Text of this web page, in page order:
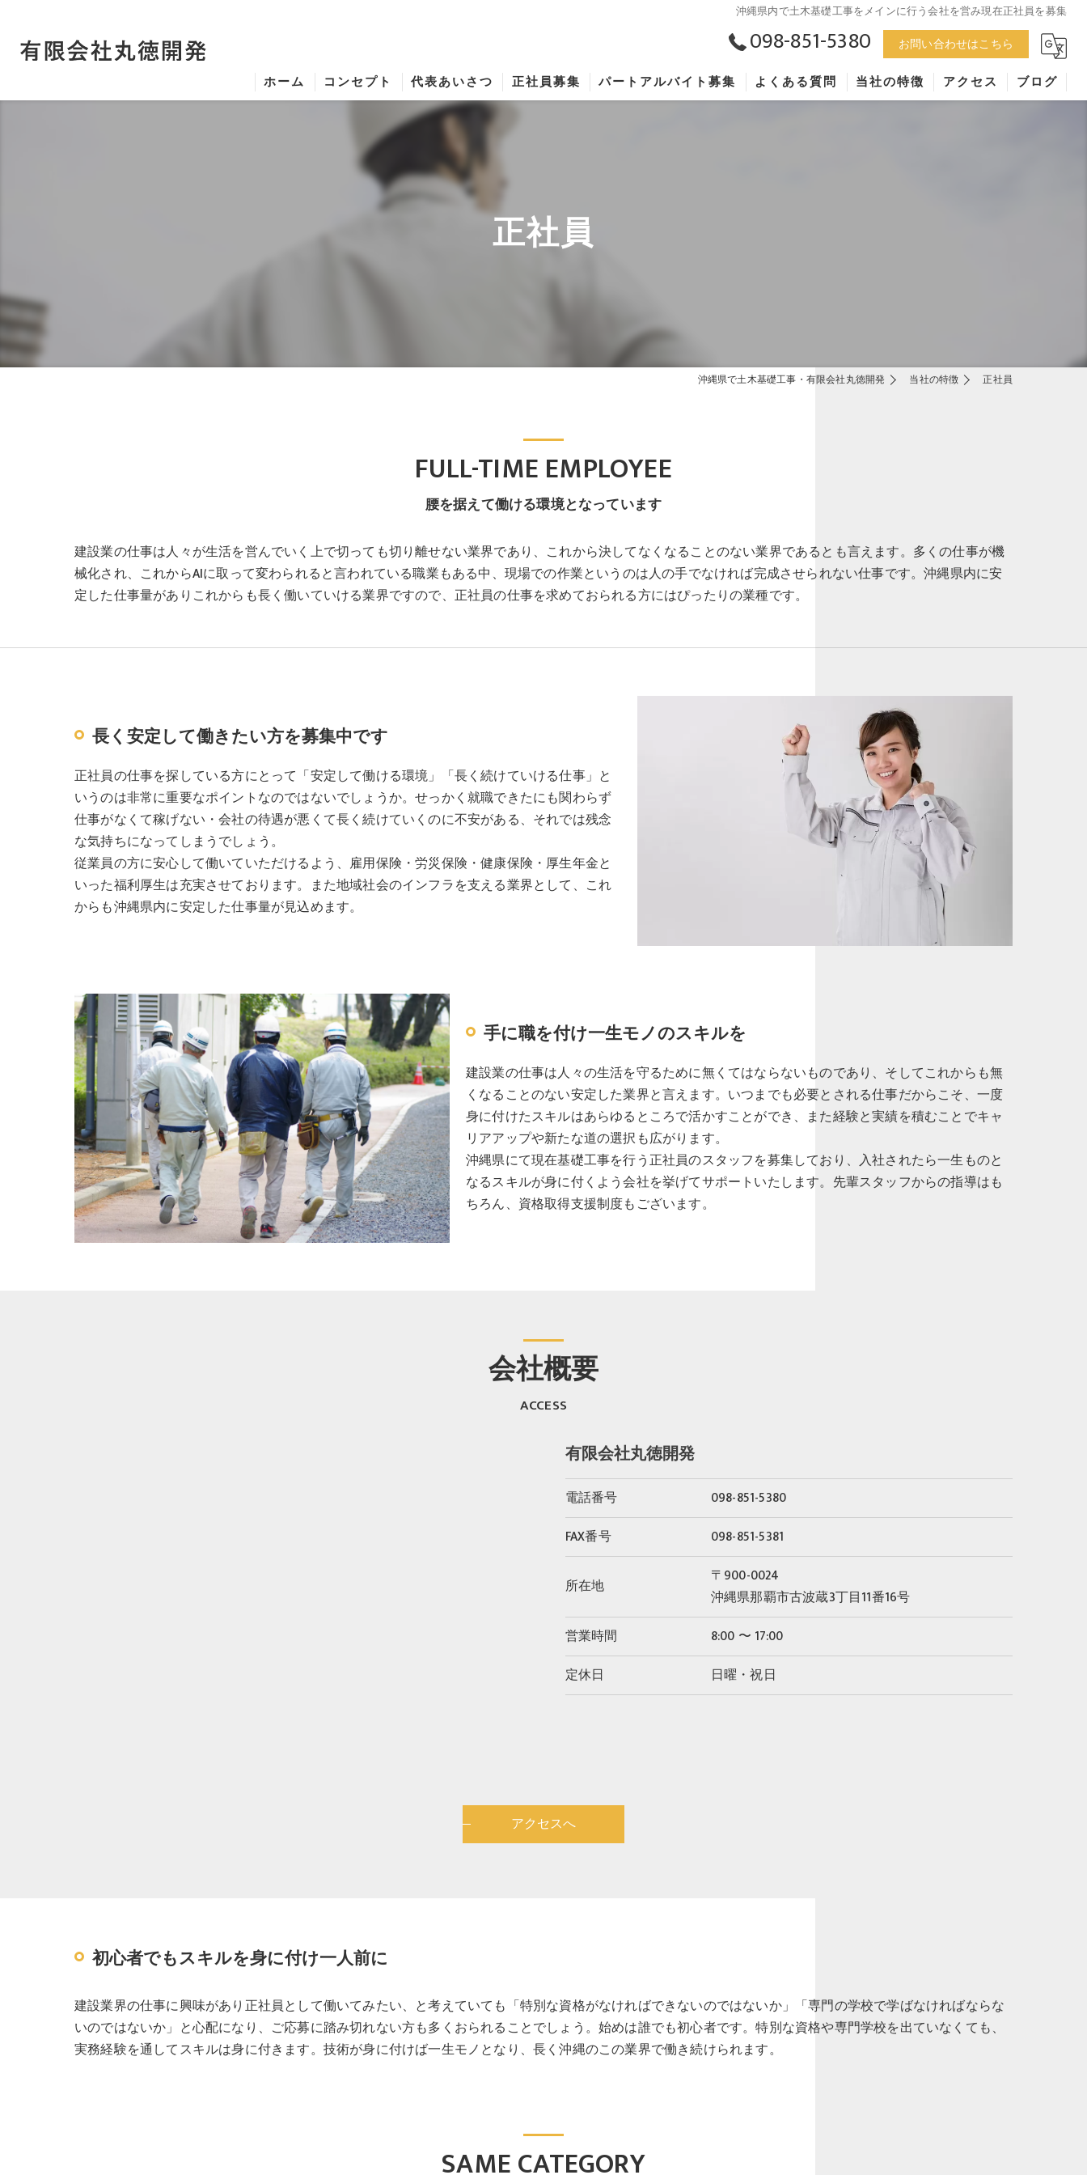
沖縄県内で土木基礎工事をメインに行う会社を営み現在正社員を募集
098-851-5380 お問い合わせはこちら
ホーム コンセプト 代表あいさつ 正社員募集 パートアルバイト募集 よくある質問 当社の特徴 アクセス ブログ
正社員
沖縄県で土木基礎工事・有限会社丸徳開発 当社の特徴 正社員
腰を据えて働ける環境となっています
FULL-TIME EMPLOYEE
建設業の仕事は人々が生活を営んでいく上で切っても切り離せない業界であり、これから決してなくなることのない業界であるとも言えます。多くの仕事が機
械化され、これからAIに取って変わられると言われている職業もある中、現場での作業というのは人の手でなければ完成させられない仕事です。沖縄県内に安
定した仕事量がありこれからも長く働いていける業界ですので、正社員の仕事を求めておられる方にはぴったりの業種です。
長く安定して働きたい方を募集中です
正社員の仕事を探している方にとって「安定して働ける環境」「長く続けていける仕事」と
いうのは非常に重要なポイントなのではないでしょうか。せっかく就職できたにも関わらず
仕事がなくて稼げない・会社の待遇が悪くて長く続けていくのに不安がある、それでは残念
な気持ちになってしまうでしょう。
従業員の方に安心して働いていただけるよう、雇用保険・労災保険・健康保険・厚生年金と
いった福利厚生は充実させております。また地域社会のインフラを支える業界として、これ
からも沖縄県内に安定した仕事量が見込めます。
手に職を付け一生モノのスキルを
建設業の仕事は人々の生活を守るために無くてはならないものであり、そしてこれからも無
くなることのない安定した業界と言えます。いつまでも必要とされる仕事だからこそ、一度
身に付けたスキルはあらゆるところで活かすことができ、また経験と実績を積むことでキャ
リアアップや新たな道の選択も広がります。
沖縄県にて現在基礎工事を行う正社員のスタッフを募集しており、入社されたら一生ものと
なるスキルが身に付くよう会社を挙げてサポートいたします。先輩スタッフからの指導はも
ちろん、資格取得支援制度もございます。
会社概要
ACCESS
有限会社丸徳開発
電話番号
098-851-5380
FAX番号
098-851-5381
所在地
〒900-0024
沖縄県那覇市古波蔵3丁目11番16号
営業時間
8:00 〜 17:00
定休日
日曜・祝日
アクセスへ
初心者でもスキルを身に付け一人前に
建設業界の仕事に興味があり正社員として働いてみたい、と考えていても「特別な資格がなければできないのではないか」「専門の学校で学ばなければならな
いのではないか」と心配になり、ご応募に踏み切れない方も多くおられることでしょう。始めは誰でも初心者です。特別な資格や専門学校を出ていなくても、
実務経験を通してスキルは身に付きます。技術が身に付けば一生モノとなり、長く沖縄のこの業界で働き続けられます。
SAME CATEGORY